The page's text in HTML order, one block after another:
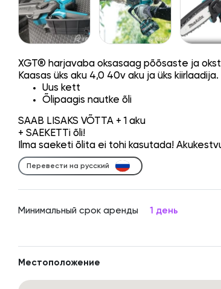
XGT® harjavaba oksasaag põõsaste ja
Kaasas üks aku 4,0 40v aku ja üks kiirlaadija.
Uus kett
Õlipaagis nautke õli
SAAB LISAKS VÕTTA + 1 aku
+ SAEKETTi õli!
Ilma saeketi õlita ei tohi kasutada!
Перевести на русский
Минимальный срок аренды 1 день
Местоположение